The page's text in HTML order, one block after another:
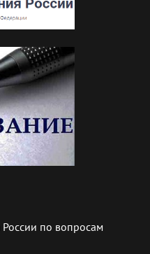
по вопросам